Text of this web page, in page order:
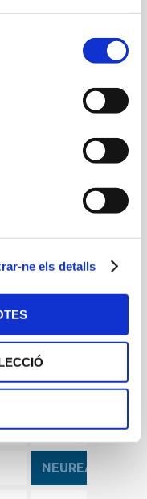
ne els detalls
DIMARTS
DEVELOPMENT
NEUREACTIVA'T